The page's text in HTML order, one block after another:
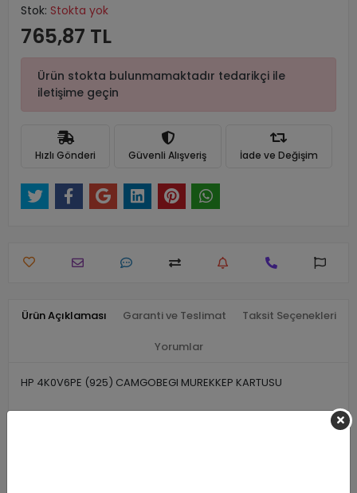
Stok: Stokta yok
765,87 TL
Ürün stokta bulunmamaktadır tedarikçi ile
iletişime geçin
Hızlı Gönderi Güvenli Alışveriş İade ve Değişim
Ürün Açıklaması Garanti ve Teslimat Taksit Seçenekleri
Yorumlar
HP 4K0V6PE (925) CAMGOBEGI MUREKKEP KARTUSU